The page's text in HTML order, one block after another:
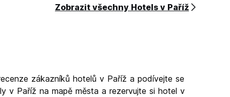
Zobrazit všechny Hotels v Paříž
zákazníků hotelů v Paříž a podívejte se
v Paříž na mapě města a rezervujte si hotel v